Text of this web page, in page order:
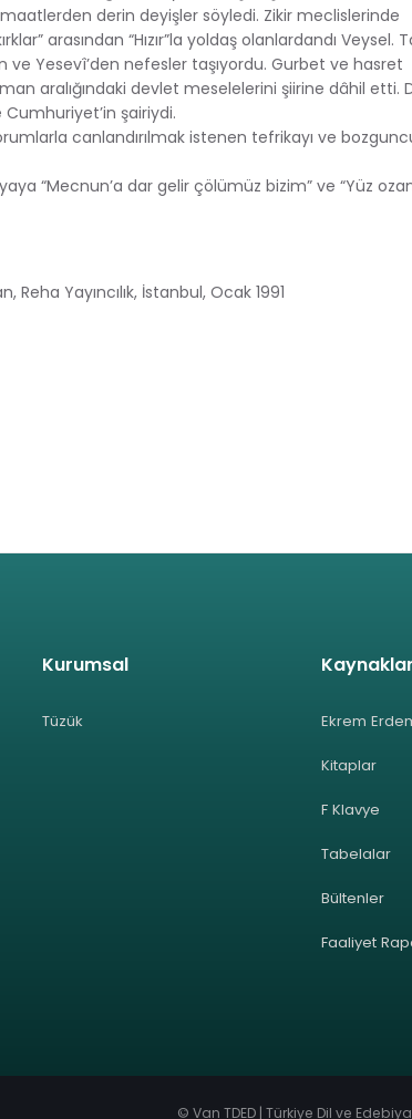
derin deyişler söyledi. Zikir meclislerinde
arasından “Hızır”la yoldaş olanlardandı Veysel.
Yesevî’den nefesler taşıyordu. Gurbet ve hasret
aralığındaki devlet meselelerini şiirine dâhil etti.
Cumhuriyet’in şairiydi.
canlandırılmak istenen tefrikayı ve
“Mecnun’a dar gelir çölümüz bizim” ve “Yüz
Reha Yayıncılık, İstanbul, Ocak 1991
Kurumsal
Tüzük
Kaynaklar
Ekrem
Kitaplar
F Klavye
Tabelalar
Bültenler
Faaliyet
© Van TDED | Türkiye Dil ve